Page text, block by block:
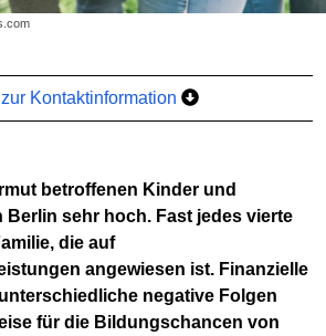
Kontaktinformation
betroffenen Kinder und
sehr hoch. Fast jedes vierte
die auf
angewiesen ist. Finanzielle
negative Folgen
für die Bildungschancen von